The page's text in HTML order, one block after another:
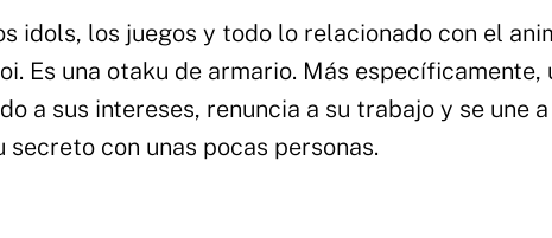
idols, los juegos y todo lo relacionado con el
Es una otaku de armario. Más específicamente,
a sus intereses, renuncia a su trabajo y se une
con unas pocas personas.